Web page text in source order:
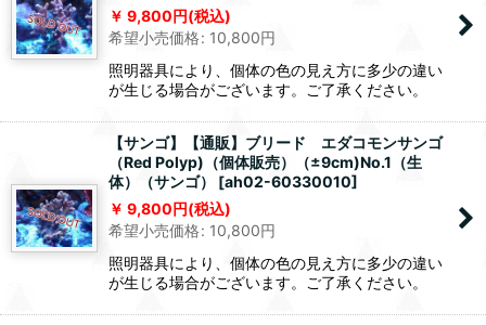
9,800円(税込)
希望小売価格: 10,800円
照明器具により、個体の色の見え方に多少の違い
が生じる場合がございます。ご了承ください。
【サンゴ】【通販】ブリード エダコモンサンゴ
（Red Polyp)（個体販売）（±9cm)No.1（生
体）（サンゴ）
[ah02-60330010]
9,800円(税込)
希望小売価格: 10,800円
照明器具により、個体の色の見え方に多少の違い
が生じる場合がございます。ご了承ください。